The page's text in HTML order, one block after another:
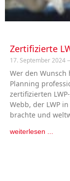
Zertifizierte
17. September 2024
Wer den Wunsch
Planning
zertifizierten
Webb, der LWP
brachte und
weiterlesen ...